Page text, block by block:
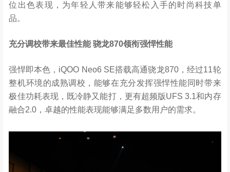
位出色表现，为年轻人带来能够轻松入手的时尚科技单
品。
充分调校带来最佳性能 骁龙870领衔强悍性能
强悍即本色，iQOO Neo6 SE搭载高通骁龙870，经过11轮
整机环境的成熟调校，能够在充分发挥强悍性能同时带来
极佳功耗表现，既冷静又能打，更有超频版UFS 3.1和内存
融合2.0，卓越的性能表现能够满足多数用户的需求。